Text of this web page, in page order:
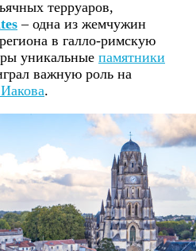
терруаров,
– одна из жемчужин
в галло-римскую
уникальные памятники
важную роль на
.